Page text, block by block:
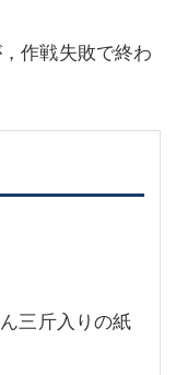
作戦失敗で終わ
三斤入りの紙